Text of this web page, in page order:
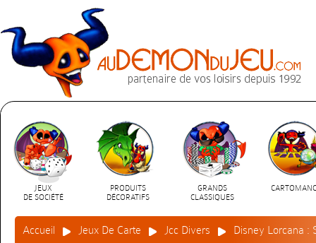
JEUX
DE SOCIÉTÉ
PRODUITS
DÉCORATIFS
GRANDS
CLASSIQUES
Accueil Jeux De Carte Jcc Divers Disney Lorcana :